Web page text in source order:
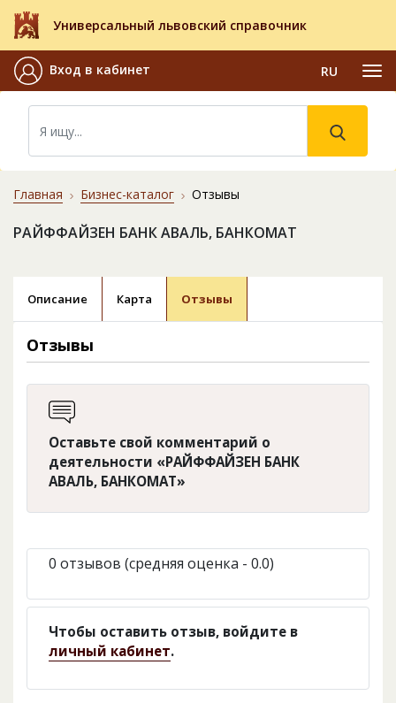
Универсальный львовский справочник
Вход в кабинет RU
Главная Бизнес-каталог Отзывы
РАЙФФАЙЗЕН БАНК АВАЛЬ, БАНКОМАТ
Описание Карта Отзывы
Отзывы
Оставьте свой комментарий о
деятельности «РАЙФФАЙЗЕН БАНК
АВАЛЬ, БАНКОМАТ»
0 отзывов (средняя оценка - 0.0)
Чтобы оставить отзыв, войдите в
личный кабинет.